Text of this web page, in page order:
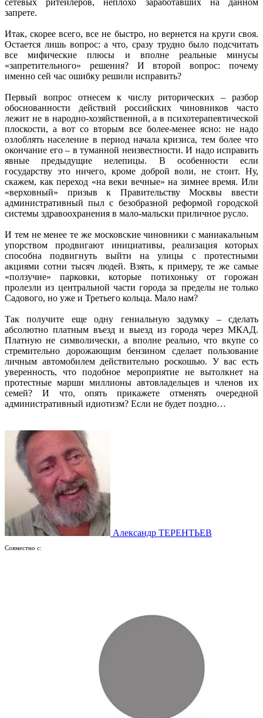
запрете.
Итак, скорее всего, все не быстро, но вернется на круги своя.
Остается лишь вопрос: а что, сразу трудно было подсчитать
все мифические плюсы и вполне реальные минусы
«запретительного» решения? И второй вопрос: почему
именно сей час ошибку решили исправить?
Первый вопрос отнесем к числу риторических – разбор
обоснованности действий российских чиновников часто
лежит не в народно-хозяйственной, а в психотерапевтической
плоскости, а вот со вторым все более-менее ясно: не надо
озлоблять население в период начала кризиса, тем более что
окончание его – в туманной неизвестности. И надо исправить
явные предыдущие нелепицы. В особенности если
государству это ничего, кроме доброй воли, не стоит. Ну,
скажем, как переход «на веки вечные» на зимнее время. Или
«верховный» призыв к Правительству Москвы ввести
административный пыл с безобразной реформой городской
системы здравоохранения в мало-мальски приличное русло.
И тем не менее те же московские чиновники с маниакальным
упорством продвигают инициативы, реализация которых
способна подвигнуть выйти на улицы с протестными
акциями сотни тысяч людей. Взять, к примеру, те же самые
«ползучие» парковки, которые потихоньку от горожан
пролезли из центральной части города за пределы не только
Садового, но уже и Третьего кольца. Мало нам?
Так получите еще одну гениальную задумку – сделать
абсолютно платным въезд и выезд из города через МКАД.
Платную не символически, а вполне реально, что вкупе со
стремительно дорожающим бензином сделает пользование
личным автомобилем действительно роскошью. У вас есть
уверенность, что подобное мероприятие не вытолк­нет на
протестные марши миллионы автовладельцев и членов их
семей? И что, опять прикажете отменять очередной
административный идиотизм? Если не будет поздно…
Александр ТЕРЕНТЬЕВ
Совместно с: